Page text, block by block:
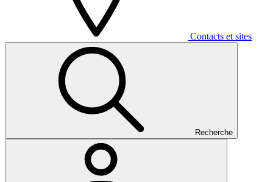
Contacts et sites
Recherche